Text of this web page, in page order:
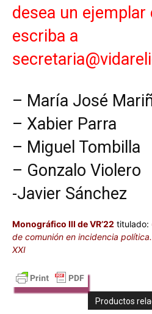
desea un ejemplar
escriba a
– María José
– Xabier Parra
– Miguel Tombilla
– Gonzalo Violero
-Javier Sánchez
Monográfico III de VR’22 titulado:
de comunión en incidencia
XXI
Productos